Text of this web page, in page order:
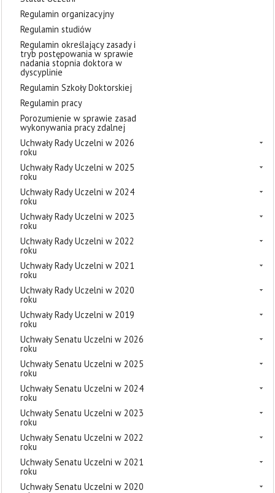
Regulamin organizacyjny
Regulamin studiów
Regulamin określający zasady i
tryb postępowania w sprawie
nadania stopnia doktora w
dyscyplinie
Regulamin Szkoły Doktorskiej
Regulamin pracy
Porozumienie w sprawie zasad
wykonywania pracy zdalnej
Uchwały Rady Uczelni w 2026
roku
Uchwały Rady Uczelni w 2025
roku
Uchwały Rady Uczelni w 2024
roku
Uchwały Rady Uczelni w 2023
roku
Uchwały Rady Uczelni w 2022
roku
Uchwały Rady Uczelni w 2021
roku
Uchwały Rady Uczelni w 2020
roku
Uchwały Rady Uczelni w 2019
roku
Uchwały Senatu Uczelni w 2026
roku
Uchwały Senatu Uczelni w 2025
roku
Uchwały Senatu Uczelni w 2024
roku
Uchwały Senatu Uczelni w 2023
roku
Uchwały Senatu Uczelni w 2022
roku
Uchwały Senatu Uczelni w 2021
roku
Uchwały Senatu Uczelni w 2020